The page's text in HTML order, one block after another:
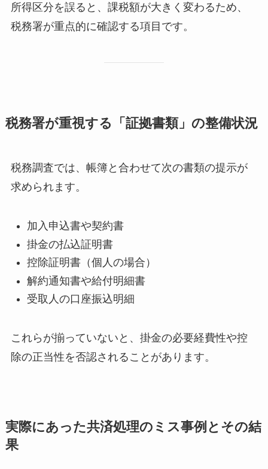
所得区分を誤ると、課税額が大きく変わるため、
税務署が重点的に確認する項目です。
税務署が重視する「証拠書類」の整備状況
税務調査では、帳簿と合わせて次の書類の提示が
求められます。
加入申込書や契約書
掛金の払込証明書
控除証明書（個人の場合）
解約通知書や給付明細書
受取人の口座振込明細
これらが揃っていないと、掛金の必要経費性や控
除の正当性を否認されることがあります。
実際にあった共済処理のミス事例とその結
果